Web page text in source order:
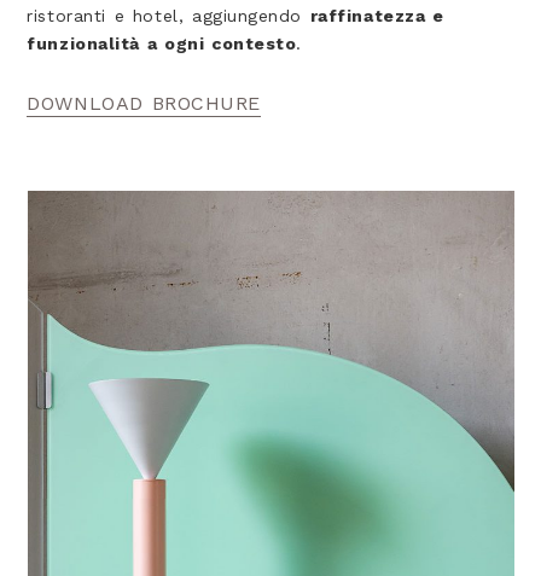
ristoranti e hotel, aggiungendo raffinatezza e
funzionalità a ogni contesto.
DOWNLOAD BROCHURE